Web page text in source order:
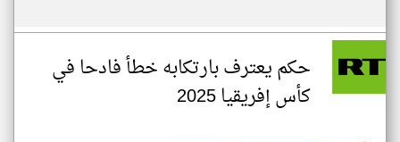
حكم يعترف بارتكابه خطأ فادحا في
كأس إفريقيا 2025